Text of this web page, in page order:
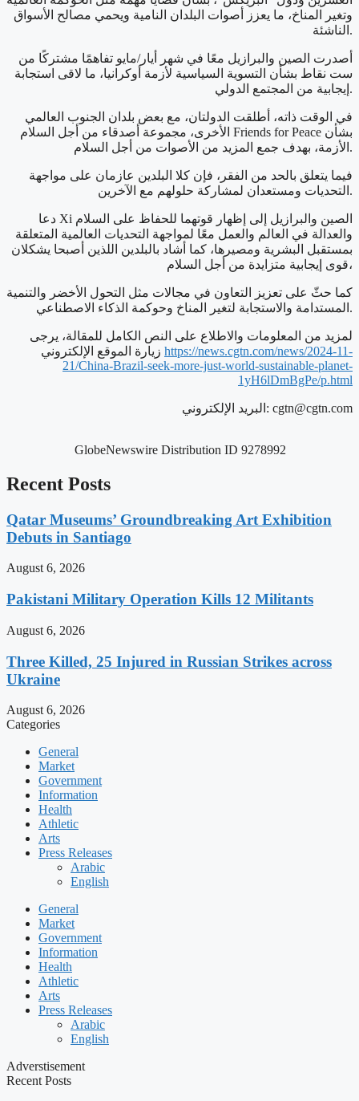
وتغير المناخ، ما يعزز أصوات البلدان النامية ويحمي مصالح الأسواق
الناشئة.
أصدرت الصين والبرازيل معًا في شهر أيار/مايو تفاهمًا مشتركًا من
ست نقاط بشأن التسوية السياسية لأزمة أوكرانيا، ما لاقى استجابة
إيجابية من المجتمع الدولي.
في الوقت ذاته، أطلقت الدولتان، مع بعض بلدان الجنوب العالمي
الأخرى، مجموعة أصدقاء من أجل السلام Friends for Peace بشأن
الأزمة، بهدف جمع المزيد من الأصوات من أجل السلام.
فيما يتعلق بالحد من الفقر، فإن كلا البلدين عازمان على مواجهة
التحديات ومستعدان لمشاركة حلولهم مع الآخرين.
دعا Xi الصين والبرازيل إلى إظهار قوتهما للحفاظ على السلام
والعدالة في العالم والعمل معًا لمواجهة التحديات العالمية المتعلقة
بمستقبل البشرية ومصيرها، كما أشاد بالبلدين اللذين أصبحا يشكلان
قوى إيجابية متزايدة من أجل السلام،
كما حثّ على تعزيز التعاون في مجالات مثل التحول الأخضر والتنمية
المستدامة والاستجابة لتغير المناخ وحوكمة الذكاء الاصطناعي.
لمزيد من المعلومات والاطلاع على النص الكامل للمقالة، يرجى
https://news.cgtn.com/news/2024-11-
21/China-Brazil-seek-more-just-world-sustainable-planet-
1yH6lDmBgPe/p.html
البريد الإلكتروني: cgtn@cgtn.com
GlobeNewswire Distribution ID 9278992
Recent Posts
Qatar Museums’ Groundbreaking Art Exhibition
Debuts in Santiago
August 6, 2026
Pakistani Military Operation Kills 12 Militants
August 6, 2026
Three Killed, 25 Injured in Russian Strikes across
Ukraine
August 6, 2026
Categories
General
Market
Government
Information
Health
Athletic
Arts
Press Releases
Arabic
English
General
Market
Government
Information
Health
Athletic
Arts
Press Releases
Arabic
English
Adverstisement
Recent Posts